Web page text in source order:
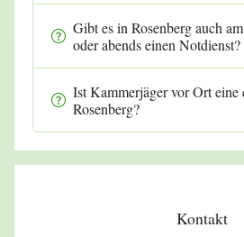
Gibt es in Rosenberg auch
oder abends einen Notdienst?
Ist Kammerjäger vor Ort eine
Rosenberg?
Kontakt